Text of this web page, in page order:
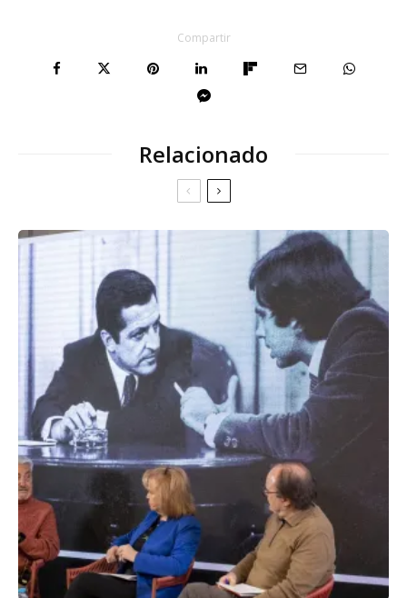
Compartir
Relacionado